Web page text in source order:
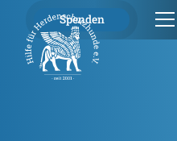
Spenden